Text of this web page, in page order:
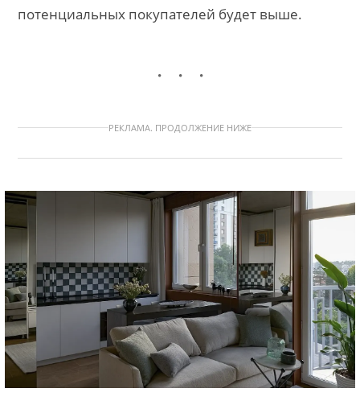
потенциальных покупателей будет выше.
РЕКЛАМА. ПРОДОЛЖЕНИЕ НИЖЕ